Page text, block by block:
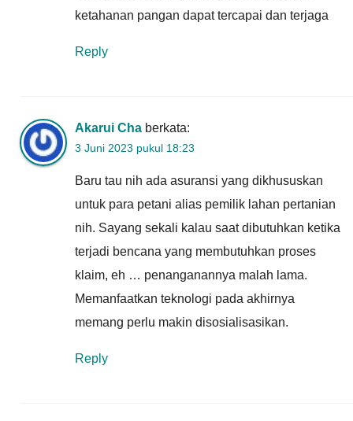
ketahanan pangan dapat tercapai dan terjaga
Reply
Akarui Cha berkata:
3 Juni 2023 pukul 18:23
Baru tau nih ada asuransi yang dikhususkan
untuk para petani alias pemilik lahan pertanian
nih. Sayang sekali kalau saat dibutuhkan ketika
terjadi bencana yang membutuhkan proses
klaim, eh … penanganannya malah lama.
Memanfaatkan teknologi pada akhirnya
memang perlu makin disosialisasikan.
Reply